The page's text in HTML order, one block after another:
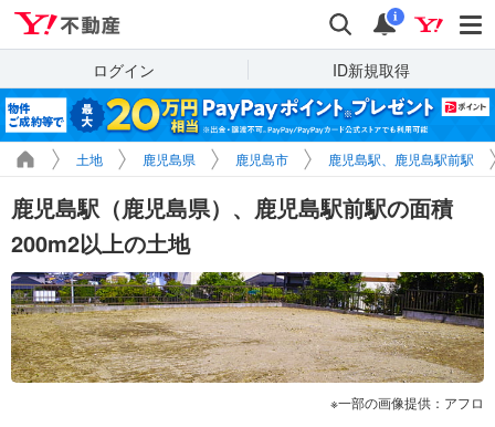
検索 通知
i
ログイン ID新規取得
土地 鹿児島県 鹿児島市 鹿児島駅、鹿児島駅前駅
鹿児島駅（鹿児島県）、鹿児島駅前駅の面積
200m2以上の土地
一部の画像提供：アフロ